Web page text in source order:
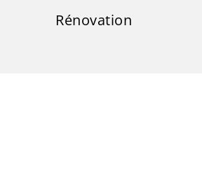
Rénovation